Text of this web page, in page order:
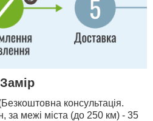
Замір
консультація.
за межі міста (до 250 км) - 35